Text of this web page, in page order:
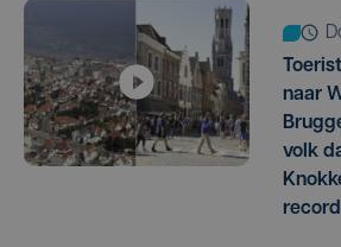
naar
volk
record